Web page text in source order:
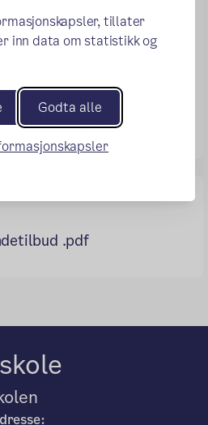
tillater
inn data om statistikk og
Godta alle
opplæring
utdanningsvalg
.pdf